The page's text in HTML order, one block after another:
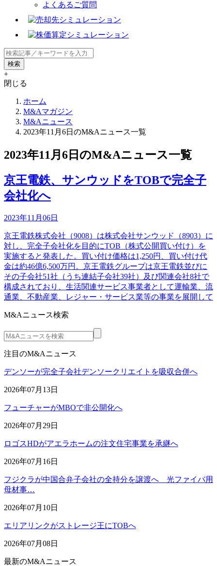
よくあるご質問
+
閉じる
ホーム
M&Aマガジン
M&Aニュース
2023年11月6日のM&Aニュース一覧
2023年11月6日のM&Aニュース一覧
京王電鉄、サンウッドをTOBで完全子
会社化へ
2023年11月06日
京王電鉄株式会社（9008）は株式会社サンウッド（8903）に
対し、完全子会社化を目的にTOB（株式公開買い付け）を
実施すると発表した。買い付け価格は1,250円、買い付け代
金は約46億6,500万円。京王電鉄グループは京王電鉄並びに
その子会社51社（うち連結子会社39社）及び関連会社8社で
構成されており、生活関連サービス事業者として運輸業、流
通業、不動産業、レジャー・サービス業等の事業を展開して
M&Aニュース検索
注目のM&Aニュース
デンソーが完全子会社デンソークリエイトを吸収合併へ
2026年07月13日
フューチャーがMBOで非公開化へ
2026年07月29日
ロゴスHDがアエラホームの注文住宅事業を承継へ
2026年07月16日
フジクラが中国合弁子会社の全持分を譲渡へ 光ファイバ用
母材事…
2026年07月10日
エリアリンクがストレージ王にTOBへ
2026年07月08日
最新のM&Aニュース